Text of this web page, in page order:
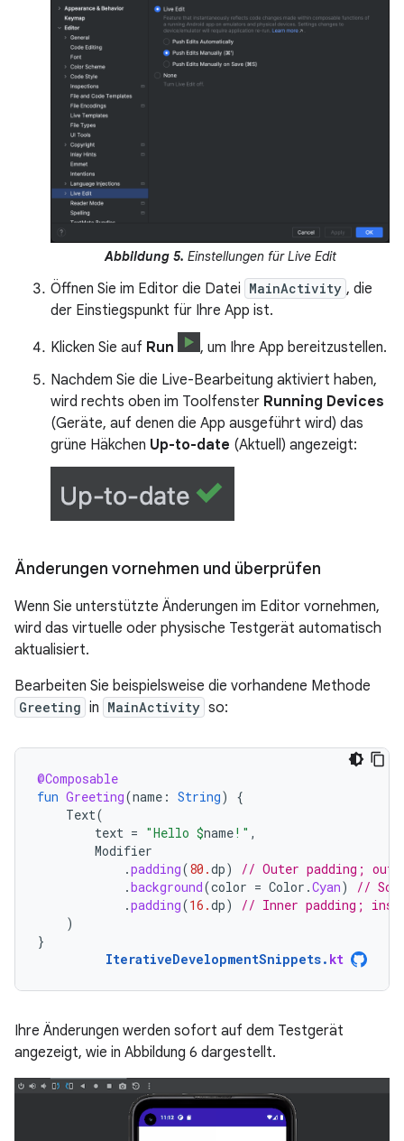
Abbildung 5. Einstellungen für Live Edit
Öffnen Sie im Editor die Datei MainActivity , die
der Einstiegspunkt für Ihre App ist.
Klicken Sie auf Run
, um Ihre App bereitzustellen.
Nachdem Sie die Live-Bearbeitung aktiviert haben,
wird rechts oben im Toolfenster Running Devices
(Geräte, auf denen die App ausgeführt wird) das
grüne Häkchen Up-to-date (Aktuell) angezeigt:
Änderungen vornehmen und überprüfen
Wenn Sie unterstützte Änderungen im Editor vornehmen,
wird das virtuelle oder physische Testgerät automatisch
aktualisiert.
Bearbeiten Sie beispielsweise die vorhandene Methode
Greeting in MainActivity so:
@Composable
fun Greeting(name : String)
{
Text(
text = "Hello $name!" ,
Modifier
.padding(80.dp)
// Outer padding;
.background(color = Color .Cyan)
//
.padding(16.dp)
// Inner padding;
)
}
IterativeDevelopmentSnippets. kt
Ihre Änderungen werden sofort auf dem Testgerät
angezeigt, wie in Abbildung 6 dargestellt.